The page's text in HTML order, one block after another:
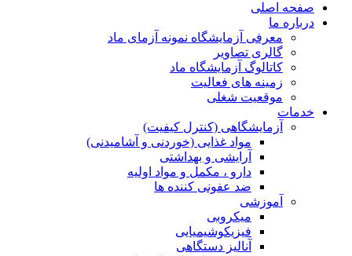
صفحه اصلی
درباره ما
معرفی آزمایشگاه نمونه آزمای ماد
گالری تصاویر
کاتالوگ آزمایشگاه ماد
زمینه های فعالیت
موقعیت شغلی
خدمات
آزمایشگاهی (کنترل کیفیت)
مواد غذایی (خوردنی و آشامیدنی)
آرایشی و بهداشتی
دارو ، مکمل و مواد اولیه
ضد عفونی کننده ها
آموزشی
میکروبی
فیزیکوشیمیایی
آنالیز دستگاهی